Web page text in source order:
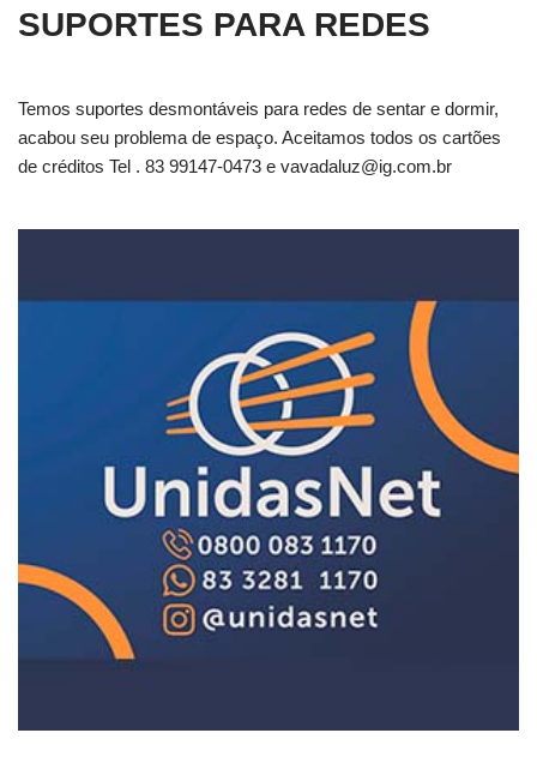
SUPORTES PARA REDES
Temos suportes desmontáveis para redes de sentar e dormir,
acabou seu problema de espaço. Aceitamos todos os cartões
de créditos Tel . 83 99147-0473 e vavadaluz@ig.com.br